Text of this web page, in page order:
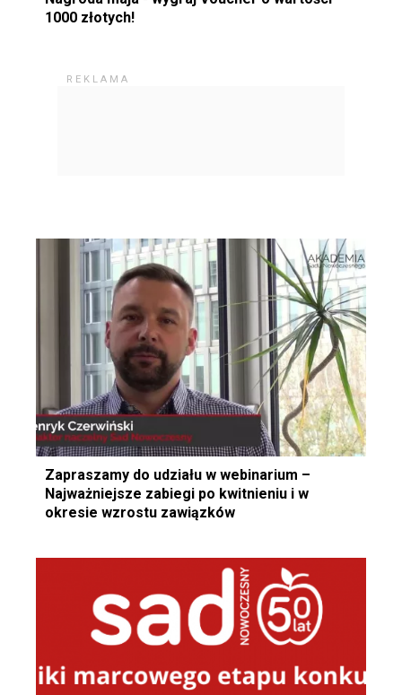
1000 złotych!
Zapraszamy do udziału w webinarium –
Najważniejsze zabiegi po kwitnieniu i w
okresie wzrostu zawiązków